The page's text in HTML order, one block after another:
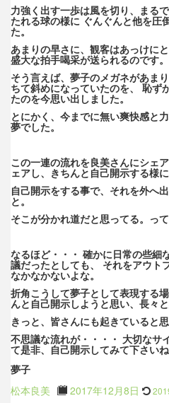
力強く出す一歩は風を切り、まる
たれる球の様に ぐんぐんと他を圧
た。
あまりの早さに、観客はあっけに
盛大な拍手喝采が送られるのです。
そう言えば、夢子のメガネがあま
ちて斜めになっていたのを、 恥ず
たのを今思い出しました。
とにかく、今までに無い爽快感と
夢でした。
この一連の流れを良美さんにシェ
ェアし、きちんと自己開示する様
自己開示をする事で、それを外へ
と。
そこが分かれ道だと思ってる。
なるほど・・・ 確かに日常の些細
議だったとしても、 それをアウト
なかなかないよな。
折角こうして夢子として表現する
んと自己開示しようと思い、長々
きっと、皆さんにも起きていると思
不思議な流れが・・・・ 大切なサ
て是非、自己開示してみて下さいね
夢子
Posted
on2017年12月8日
Author
松本良美